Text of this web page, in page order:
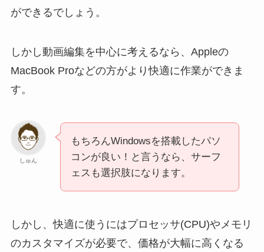
ができるでしょう。
しかし動画編集を中心に考えるなら、Appleの
MacBook Proなどの方がより快適に作業ができま
す。
しゅん
もちろんWindowsを搭載したパソ
コンが良い！と言うなら、サーフ
ェスも選択肢になります。
しかし、快適に使うにはプロセッサ(CPU)やメモリ
のカスタマイズが必要で、価格が大幅に高くなる